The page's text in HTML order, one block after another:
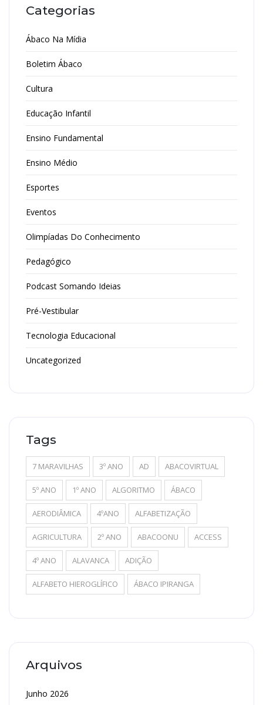
Categorias
Ábaco Na Mídia
Boletim Ábaco
Cultura
Educação Infantil
Ensino Fundamental
Ensino Médio
Esportes
Eventos
Olimpíadas Do Conhecimento
Pedagógico
Podcast Somando Ideias
Pré-Vestibular
Tecnologia Educacional
Uncategorized
Tags
7 MARAVILHAS 3º ANO AD ABACOVIRTUAL
5º ANO 1º ANO ALGORITMO ÁBACO
AERODIÂMICA 4ºANO ALFABETIZAÇÃO
AGRICULTURA 2º ANO ABACOONU ACCESS
4º ANO ALAVANCA ADIÇÃO
ALFABETO HIEROGLÍFICO ÁBACO IPIRANGA
Arquivos
Junho 2026